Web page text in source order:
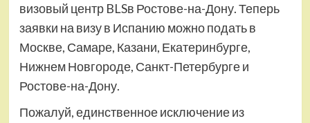
визовый центр BLSв Ростове-на-Дону. Теперь
заявки на визу в Испанию можно подать в
Москве, Самаре, Казани, Екатеринбурге,
Нижнем Новгороде, Санкт-Петербурге и
Ростове-на-Дону.
Пожалуй, единственное исключение из